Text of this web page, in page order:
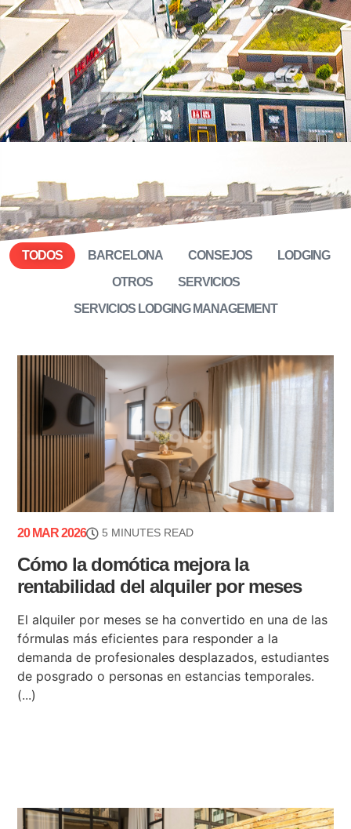
BARCELONA CONSEJOS
LODGING
OTROS
SERVICIOS
SERVICIOS LODGING MANAGEMENT
TODOS
20 MAR 2026 5 MINUTES READ
Cómo la domótica mejora la
rentabilidad del alquiler por meses
El alquiler por meses se ha convertido en una de las
fórmulas más eficientes para responder a la
demanda de profesionales desplazados, estudiantes
de posgrado o personas en estancias temporales.
(...)